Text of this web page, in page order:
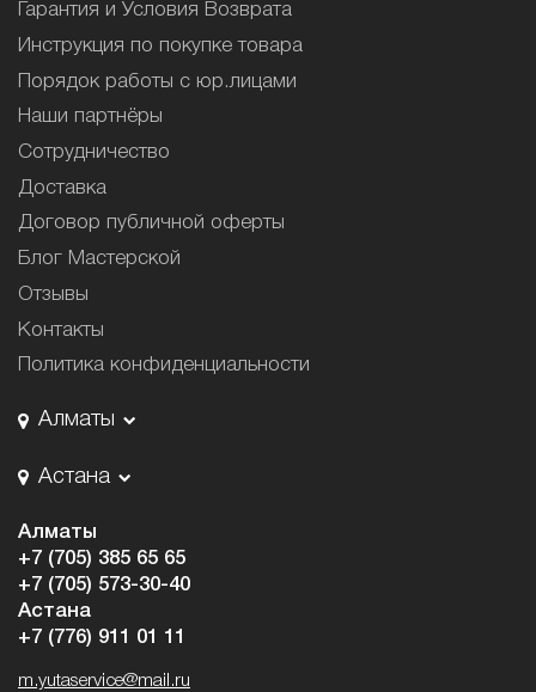
Гарантия и Условия Возврата
Инструкция по покупке товара
Порядок работы с юр.лицами
Наши партнёры
Сотрудничество
Доставка
Договор публичной оферты
Блог Мастерской
Отзывы
Контакты
Политика конфиденциальности
Алматы
Астана
Алматы
+7 (705) 385 65 65
+7 (705) 573-30-40
Астана
+7 (776) 911 01 11
m.yutaservice@mail.ru